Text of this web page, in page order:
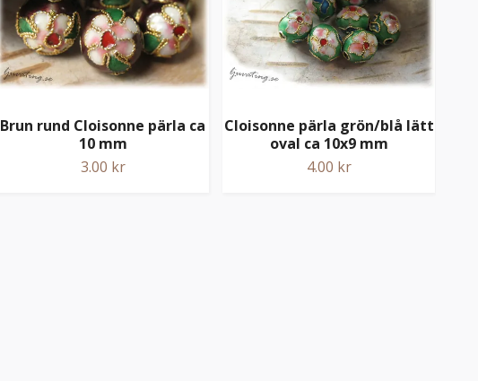
Brun rund Cloisonne pärla ca
10 mm
3.00 kr
Cloisonne pärla grön/blå lätt
oval ca 10x9 mm
4.00 kr